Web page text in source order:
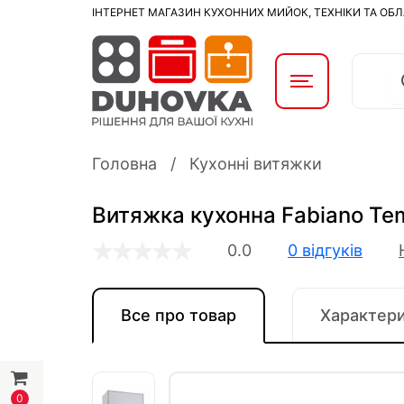
0
ІНТЕРНЕТ МАГАЗИН КУХОННИХ МИЙОК, ТЕХНІКИ ТА
Головна Кухонні витяжки
Витяжка кухонна Fabiano
0.0 0 відгуків
Все про товар